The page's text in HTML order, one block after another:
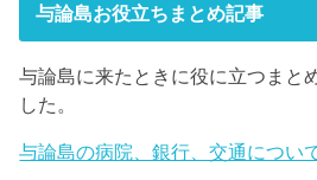
与論島お役立ちまとめ記事
与論島に来たときに役に立つまと
した。
与論島の病院、銀行、交通につい